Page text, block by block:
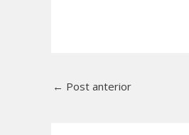
← Post anterior